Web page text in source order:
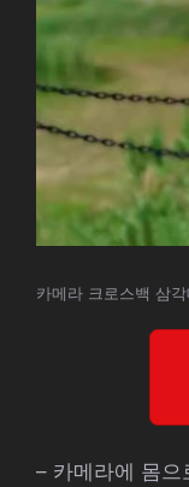
카메라 크로스백 삼
– 카메라에 몸으